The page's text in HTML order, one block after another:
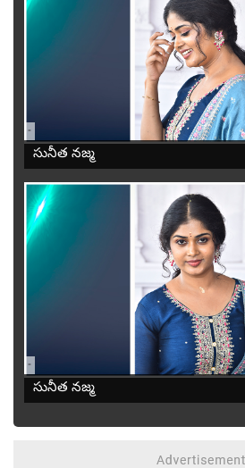
-
సునీత నజ్మ
-
సునీత నజ్మ